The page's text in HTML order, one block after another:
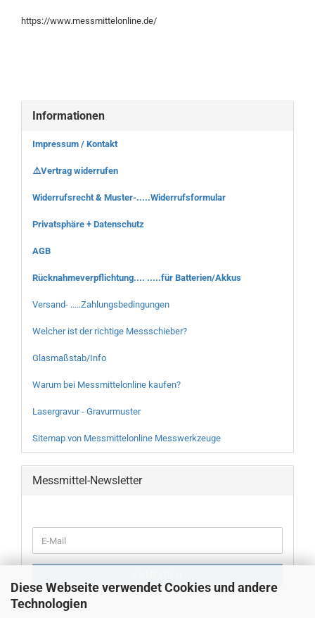
Diese Webseite verwendet Cookies und andere
Technologien
https://www.messmittelonline.de/
Informationen
Impressum / Kontakt
⚠️Vertrag widerrufen
Widerrufsrecht & Muster-.....Widerrufsformular
Privatsphäre + Datenschutz
AGB
Rücknahmeverpflichtung.... .....für Batterien/Akkus
Versand- .....Zahlungsbedingungen
Welcher ist der richtige Messschieber?
Glasmaßstab/Info
Warum bei Messmittelonline kaufen?
Lasergravur - Gravurmuster
Sitemap von Messmittelonline Messwerkzeuge
Messmittel-Newsletter
ZUR
E-
Mail